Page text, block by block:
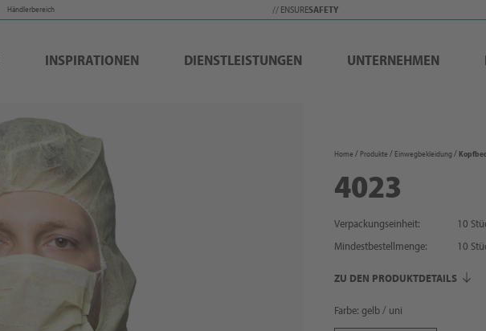
Händlerbereich // ENSURESAFETY
INSPIRATIONEN DIENSTLEISTUNGEN UNTERNEHMEN
Home Produkte Einwegbekleidung
4023
Verpackungseinheit:
10
Mindestbestellmenge:
10
ZU DEN PRODUKTDETAILS
Farbe: gelb / uni